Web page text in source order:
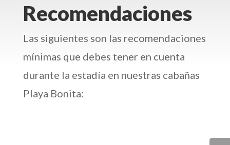
Recomendaciones
Las siguientes son las recomendaciones
mínimas que debes tener en cuenta
durante la estadía en nuestras cabañas
Playa Bonita: